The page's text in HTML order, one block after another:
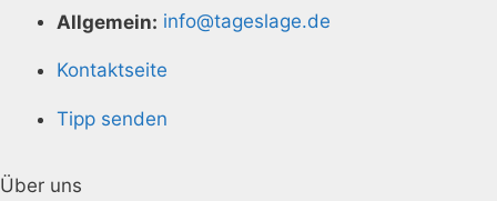
Allgemein: info@tageslage.de
Kontaktseite
Tipp senden
Über uns